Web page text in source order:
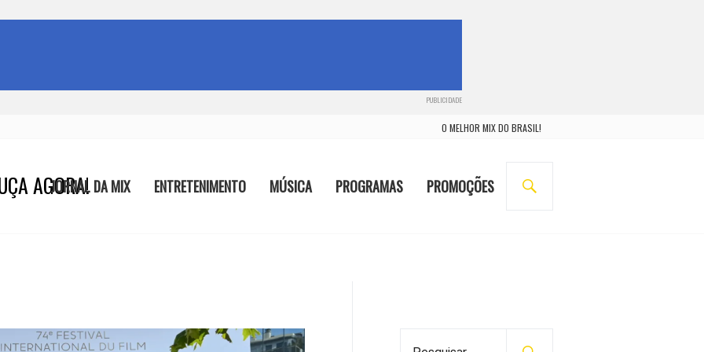
PUBLICIDADE
O MELHOR MIX DO BRASIL!
AGORA!
JORNAL DA MIX ENTRETENIMENTO MÚSICA PROGRAMAS PROMOÇÕES